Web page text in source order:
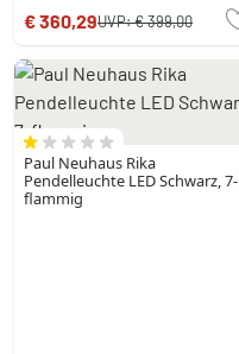
€ 360,29UVP:€ 399,00
Paul Neuhaus Rika
Pendelleuchte LED Schwarz, 7-
flammig